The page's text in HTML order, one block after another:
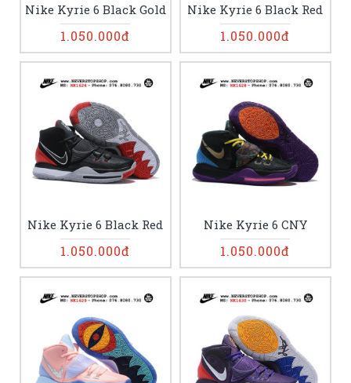
Nike Kyrie 6 Black Gold
1.050.000đ
Nike Kyrie 6 Black Red
1.050.000đ
Nike Kyrie 6 Black Red
1.050.000đ
Nike Kyrie 6 CNY
1.050.000đ